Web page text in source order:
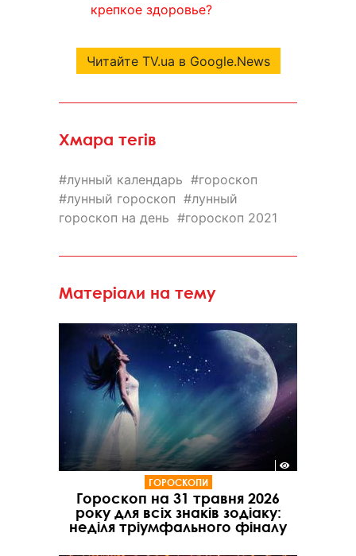
крепкое здоровье?
Читайте TV.ua в Google.News
Хмара тегів
лунный календарь
гороскоп
лунный гороскоп
лунный
гороскоп на день
гороскоп 2021
Матеріали на тему
ГОРОСКОПИ
Гороскоп на 31 травня 2026
року для всіх знаків зодіаку:
неділя тріумфального фіналу